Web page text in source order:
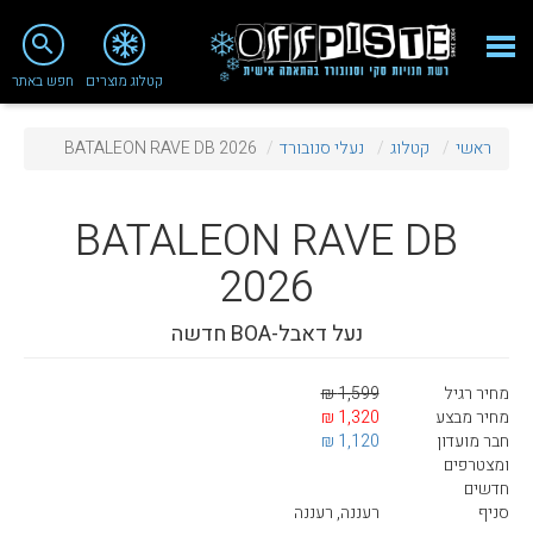
close
ציוד סנובורד
טיפולים ושירות
מועדון לקוחות
TeamOPC
קטלוג מוצרים
search
חפש באתר
ראשי קטלוג נעלי סנובורד BATALEON RAVE DB 2026
BATALEON RAVE DB
2026
נעל דאבל-BOA חדשה
מחיר רגיל
1,599 ₪
מחיר מבצע
1,320 ₪
חבר מועדון
ומצטרפים
חדשים
1,120 ₪
סניף רעננה, רעננה